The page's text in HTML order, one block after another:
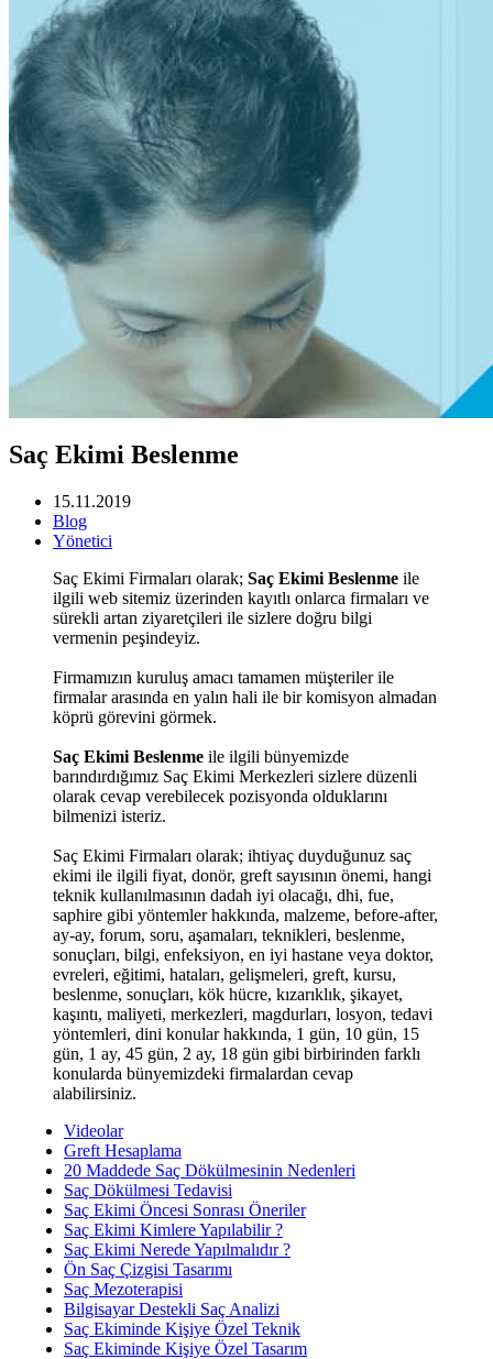
Saç Ekimi Beslenme
15.11.2019
Blog
Yönetici
Saç Ekimi Firmaları olarak; Saç Ekimi Beslenme ile
ilgili web sitemiz üzerinden kayıtlı onlarca firmaları ve
sürekli artan ziyaretçileri ile sizlere doğru bilgi
vermenin peşindeyiz.
Firmamızın kuruluş amacı tamamen müşteriler ile
firmalar arasında en yalın hali ile bir komisyon almadan
köprü görevini görmek.
Saç Ekimi Beslenme ile ilgili bünyemizde
barındırdığımız Saç Ekimi Merkezleri sizlere düzenli
olarak cevap verebilecek pozisyonda olduklarını
bilmenizi isteriz.
Saç Ekimi Firmaları olarak; ihtiyaç duyduğunuz saç
ekimi ile ilgili fiyat, donör, greft sayısının önemi, hangi
teknik kullanılmasının dadah iyi olacağı, dhi, fue,
saphire gibi yöntemler hakkında, malzeme, before-after,
ay-ay, forum, soru, aşamaları, teknikleri, beslenme,
sonuçları, bilgi, enfeksiyon, en iyi hastane veya doktor,
evreleri, eğitimi, hataları, gelişmeleri, greft, kursu,
beslenme, sonuçları, kök hücre, kızarıklık, şikayet,
kaşıntı, maliyeti, merkezleri, magdurları, losyon, tedavi
yöntemleri, dini konular hakkında, 1 gün, 10 gün, 15
gün, 1 ay, 45 gün, 2 ay, 18 gün gibi birbirinden farklı
konularda bünyemizdeki firmalardan cevap
alabilirsiniz.
Videolar
Greft Hesaplama
20 Maddede Saç Dökülmesinin Nedenleri
Saç Dökülmesi Tedavisi
Saç Ekimi Öncesi Sonrası Öneriler
Saç Ekimi Kimlere Yapılabilir ?
Saç Ekimi Nerede Yapılmalıdır ?
Ön Saç Çizgisi Tasarımı
Saç Mezoterapisi
Bilgisayar Destekli Saç Analizi
Saç Ekiminde Kişiye Özel Teknik
Saç Ekiminde Kişiye Özel Tasarım